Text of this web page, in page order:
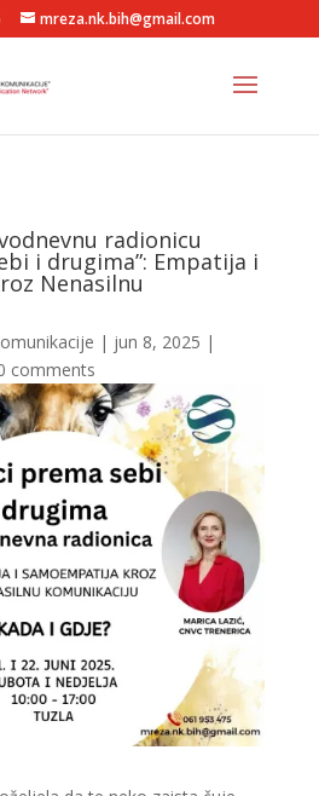
mreza.nk.bih@gmail.com
radionicu
i drugima”: Empatija i
Nenasilnu
| jun 8, 2025 |
comments